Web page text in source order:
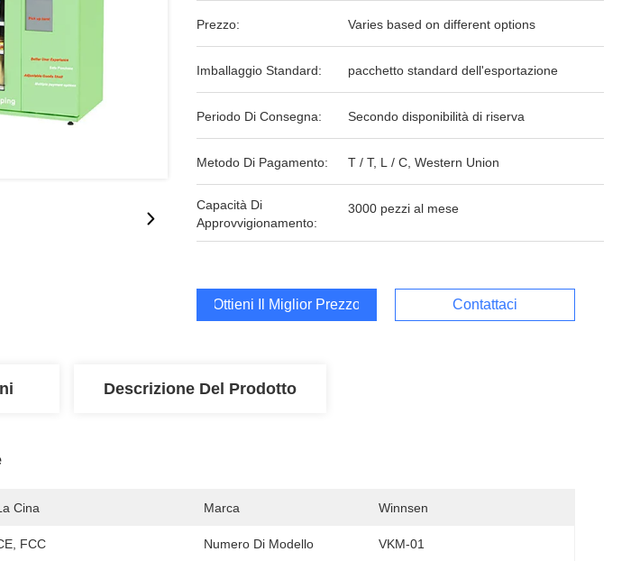
Prezzo: Varies based on different options
Imballaggio Standard: pacchetto standard dell'esportazione
Periodo Di Consegna: Secondo disponibilità di riserva
Metodo Di Pagamento: T / T, L / C, Western Union
Capacità Di
Approvvigionamento:
3000 pezzi al mese
Ottieni Il Miglior Prezzo Contattaci
Descrizione Del Prodotto
Cina Marca Winnsen
FCC Numero Di Modello VKM-01